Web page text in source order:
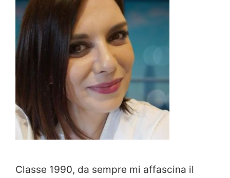
Classe 1990, da sempre mi affascina il